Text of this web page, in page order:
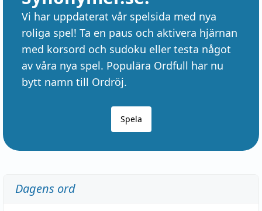
Vi har uppdaterat vår spelsida med nya
roliga spel! Ta en paus och aktivera hjärnan
med korsord och sudoku eller testa något
av våra nya spel. Populära Ordfull har nu
bytt namn till Ordröj.
Spela
Dagens ord